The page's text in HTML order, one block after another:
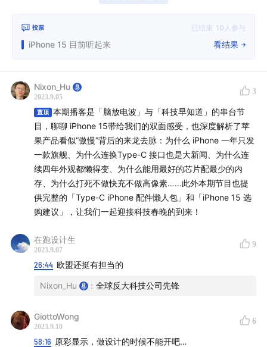
本期节目为Apple "Privilege"（苹果“特权”）系列的第二
集（S02E10）。本系列旨在围绕苹果公司的发展历程和
隐私（及社会责任）等方面的种种“特权”，帮助你深入理
解全球第一市值公司背后的故事。第一集：第一集：
解构
苹果广告底层逻辑：乔布斯的三位精神导师、“语病”广告
背后的执着
欢迎在评论区留下你对于 iPhone 15 以及对 iPhone 的
“爱与恨”，希望我们下一次关于iPhone的节目有你的宝贵
观点/经历！
展阅读，欢迎添加脑放电波小助手微信（BrainAMP01）
加群参与讨论。
托马斯白：前手机营销人，15+年科技行业从业者，科技
媒体特约作者
投票 已结束 10 人参与
iPhone 15 目前听起来 看结果
Nixon_Hu
2023.9.05
3
置顶
本期播客是「脑放电波」与「科技早知道」的串台节
目，聊聊 iPhone 15带给我们的双面感受，也深度解析了苹
果产品看似“傲慢”背后的来龙去脉：为什么 iPhone 一年只发
一款旗舰、为什么连换Type-C 接口也是大新闻、为什么连
续四年外观都懒得变、为什么能用最好的芯片配最少的内
存、为什么打死不做快充不做高像素……此外本期节目也提
供完整的「Type-C iPhone 配件懒人包」和「iPhone 15 选
购建议」，让我们一起迎接科技春晚的到来！
在跑设计生
2023.9.07
9
26:44 欧盟还挺有担当的
Nixon_Hu : 全球反大科技公司先锋
GiottoWong
2023.9.10
6
58:16 原彩显示，做设计的时候不能开吧…